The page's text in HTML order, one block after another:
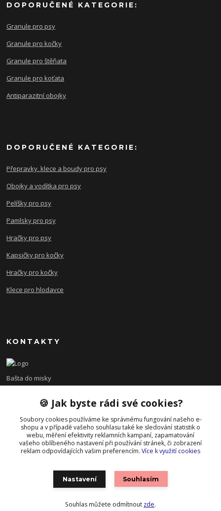
DOPORUČENÉ KATEGORIE:
Granule pro psy
Granule pro kočky
Granule pro štěňata
Granule pro koťata
Antiparazitní obojky
DOPORUČENÉ KATEGORIE:
Přepravky. klece a boudy pro psy
Obojky a vodítka pro psy
Pelíšky pro psy
Pamlsky pro psy
Hračky pro psy
Kapsičky pro kočky
Hračky pro kočky
Klece pro hlodavce
KONTAKTY
Bašta do misky
+420 608 479 610
po - pá 8:00 - 15:00
info@bastadomisky.cz
Vytvořeno na Eshop-rychle.cz
🍪 Jak byste rádi své cookies?
Soubory cookies používáme ke správnému fungování našeho e-
shopu a v případě vašeho souhlasu také ke sledování statistik o
webu, měření efektivity reklamních kampaní, zapamatování
vašeho oblíbeného nastavení při používání stránek, či zobrazení
reklam odpovídajících vašim preferencím. Více k využití cookies
Nastavení Souhlasím
Souhlas můžete odmítnout zde.